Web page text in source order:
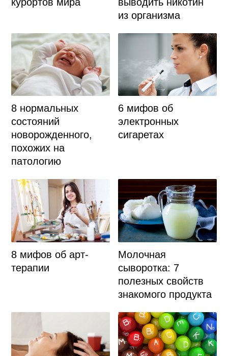
из организма
8 нормальных
состояний
новорожденного,
похожих на
патологию
6 мифов об
электронных
сигаретах
8 мифов об арт-
терапии
Молочная
сыворотка: 7
полезных свойств
знакомого продукта